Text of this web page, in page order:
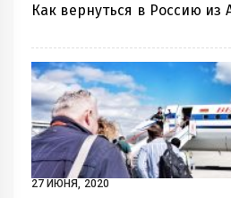
Как вернуться в Россию из
27 ИЮНЯ, 2020